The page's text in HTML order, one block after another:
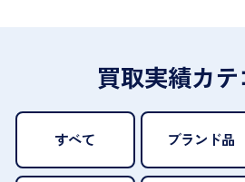
買取実績カ
すべて ブランド品